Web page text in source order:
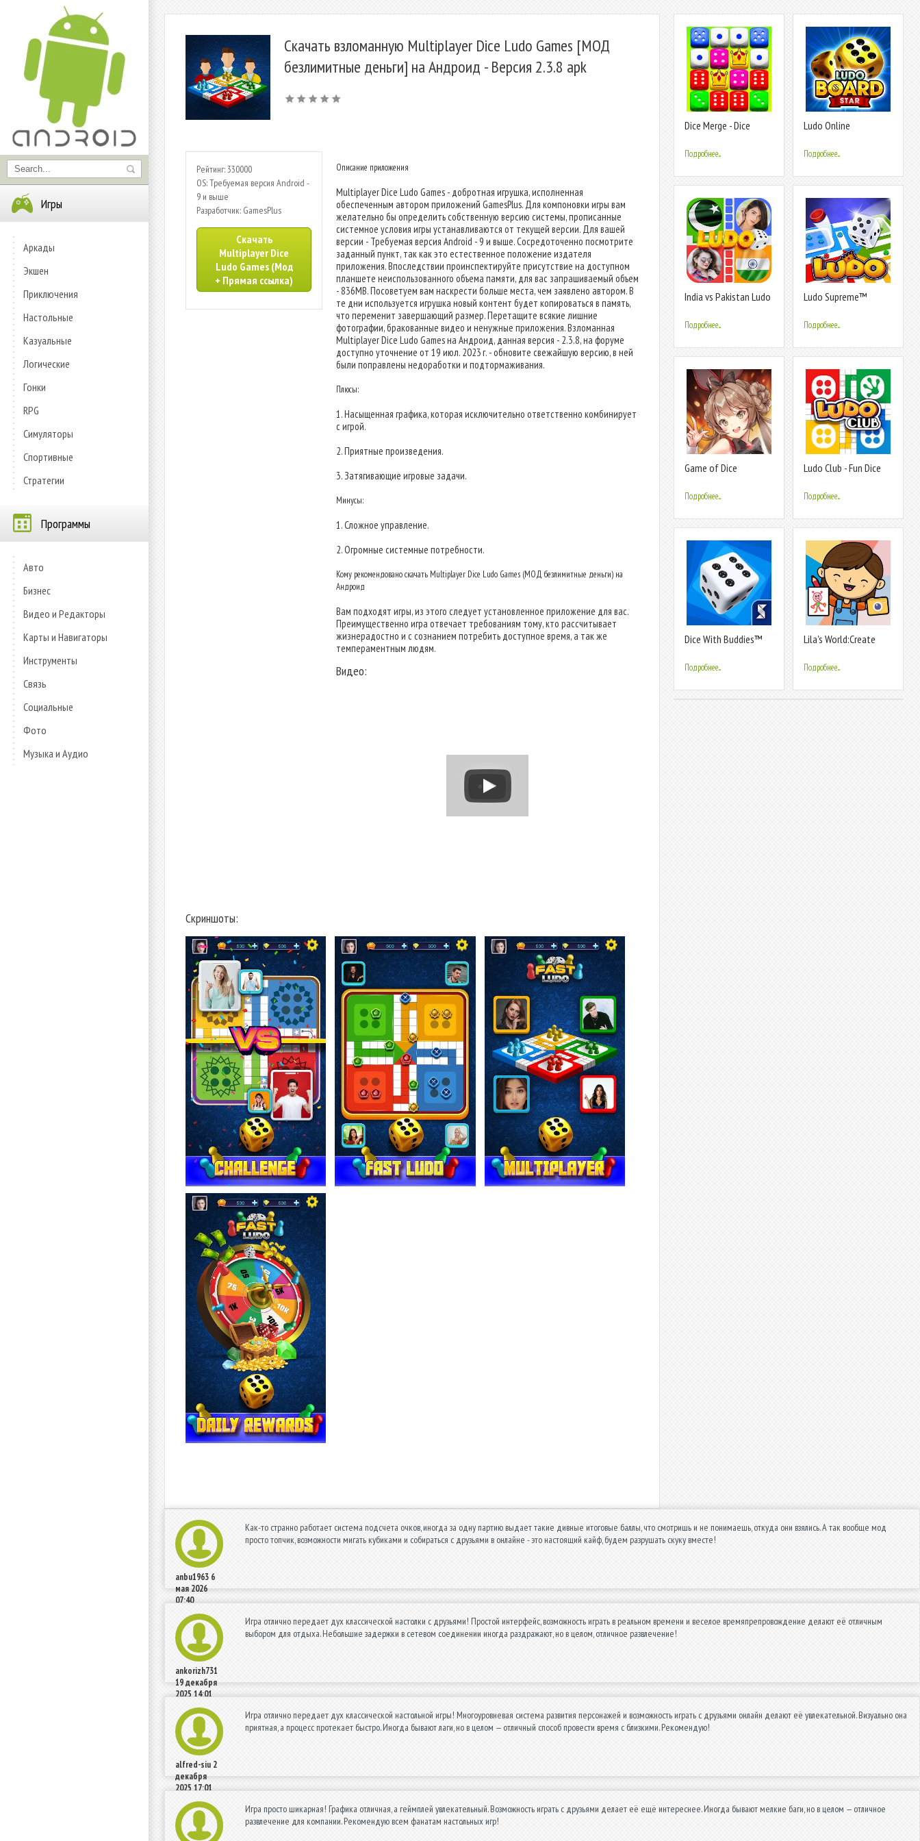
Игры
Аркады
Экшен
Приключения
Настольные
Казуальные
Логические
Гонки
RPG
Симуляторы
Спортивные
Стратегии
Программы
Авто
Бизнес
Видео и Редакторы
Карты и Навигаторы
Инструменты
Связь
Социальные
Фото
Музыка и Аудио
Скачать взломанную Multiplayer Dice Ludo Games [МОД
безлимитные деньги] на Андроид - Версия 2.3.8 apk
Рейтинг: 330000
OS: Требуемая версия Android -
9 и выше
Разработчик: GamesPlus
Скачать
Multiplayer Dice
Ludo Games (Мод
+ Прямая ссылка)
Описание приложения
Multiplayer Dice Ludo Games - добротная игрушка, исполненная
обеспеченным автором приложений GamesPlus. Для компоновки игры вам
желательно бы определить собственную версию системы, прописанные
системное условия игры устанавливаются от текущей версии. Для вашей
версии - Требуемая версия Android - 9 и выше. Сосредоточенно посмотрите
заданный пункт, так как это естественное положение издателя
приложения. Впоследствии проинспектируйте присутствие на доступном
планшете неиспользованного объема памяти, для вас запрашиваемый объем
- 836MB. Посоветуем вам наскрести больше места, чем заявлено автором. В
те дни используется игрушка новый контент будет копироваться в память,
что переменит завершающий размер. Перетащите всякие лишние
фотографии, бракованные видео и ненужные приложения. Взломанная
Multiplayer Dice Ludo Games на Андроид, данная версия - 2.3.8, на форуме
доступно уточнение от 19 июл. 2023 г. - обновите свежайшую версию, в ней
были поправлены недоработки и подтормаживания.
Плюсы:
1. Насыщенная графика, которая исключительно ответственно комбинирует
с игрой.
2. Приятные произведения.
3. Затягивающие игровые задачи.
Минусы:
1. Сложное управление.
2. Огромные системные потребности.
Кому рекомендовано скачать Multiplayer Dice Ludo Games (МОД безлимитные деньги) на
Андроид
Вам подходят игры, из этого следует установленное приложение для вас.
Преимущественно игра отвечает требованиям тому, кто рассчитывает
жизнерадостно и с сознанием потребить доступное время, а так же
темпераментным людям.
Видео:
Скриншоты:
Dice Merge - Dice
Подробнее...
Ludo Online
Подробнее...
India vs Pakistan Ludo
Подробнее...
Ludo Supreme™
Подробнее...
Game of Dice
Подробнее...
Ludo Club - Fun Dice
Подробнее...
Dice With Buddies™
Dice Game
Подробнее...
Lila's World:Create
Подробнее...
anbu1963 6
мая 2026
07:40
Как-то странно работает система подсчета очков, иногда за одну партию выдает такие дивные итоговые баллы, что смотришь и не понимаешь, откуда они взялись. А так вообще мод
просто топчик, возможности мигать кубиками и собираться с друзьями в онлайне - это настоящий кайф, будем разрушать скуку вместе!
ankorizh731
19 декабря
2025 14:01
Игра отлично передает дух классической настолки с друзьями! Простой интерфейс, возможность играть в реальном времени и веселое времяпрепровождение делают её отличным
выбором для отдыха. Небольшие задержки в сетевом соединении иногда раздражают, но в целом, отличное развлечение!
alfred-siu 2
декабря
2025 17:01
Игра отлично передает дух классической настольной игры! Многоуровневая система развития персонажей и возможность играть с друзьями онлайн делают её увлекательной. Визуально она
приятная, а процесс протекает быстро. Иногда бывают лаги, но в целом — отличный способ провести время с близкими. Рекомендую!
Игра просто шикарная! Графика отличная, а геймплей увлекательный. Возможность играть с друзьями делает её ещё интереснее. Иногда бывают мелкие баги, но в целом — отличное
развлечение для компании. Рекомендую всем фанатам настольных игр!